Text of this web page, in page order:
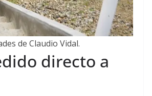
de Claudio Vidal.
directo a